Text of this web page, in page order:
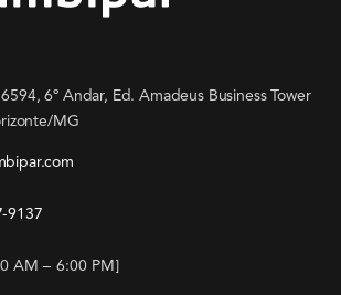
6º Andar, Ed. Amadeus Business Tower
MG
9137
AM – 6:00 PM]